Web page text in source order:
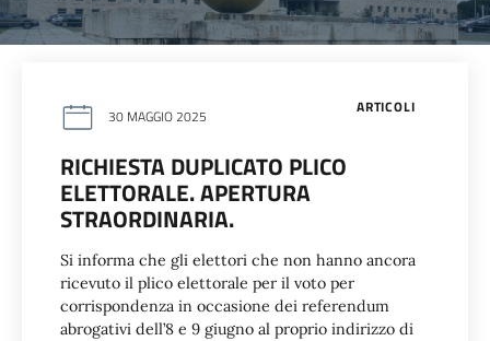
ARTICOLI
30 MAGGIO 2025
RICHIESTA DUPLICATO PLICO
ELETTORALE. APERTURA
STRAORDINARIA.
Si informa che gli elettori che non hanno ancora
ricevuto il plico elettorale per il voto per
corrispondenza in occasione dei referendum
abrogativi dell’8 e 9 giugno al proprio indirizzo di